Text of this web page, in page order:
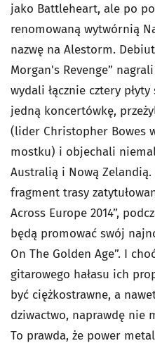
jako Battleheart, ale po
renomowaną wytwórnią
nazwę na Alestorm.
Morgan's Revenge”
wydali łącznie cztery
jedną koncertówkę,
(lider Christopher Bowes
mostku) i objechali niemal
Australią i Nową Zelandią.
fragment trasy
Across Europe 2014”,
będą promować swój
On The Golden Age”. I
gitarowego hałasu ich
być ciężkostrawne, a
dziwactwo, naprawdę nie
To prawda, że power